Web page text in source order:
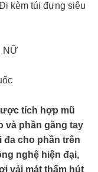
kèm túi đựng siêu
NỮ
tích hợp mũ
và phần găng tay
đa cho phần trên
nghệ hiện đại,
vải mát thấm hút